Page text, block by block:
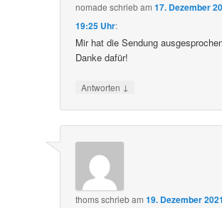
nomade schriebam17. Dezember
19:25 Uhr:
Mir hat die Sendung
Danke dafür!
Antworten ↓
thomsschriebam19. Dezember